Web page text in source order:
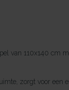
van 110x140 cm
zorgt voor een